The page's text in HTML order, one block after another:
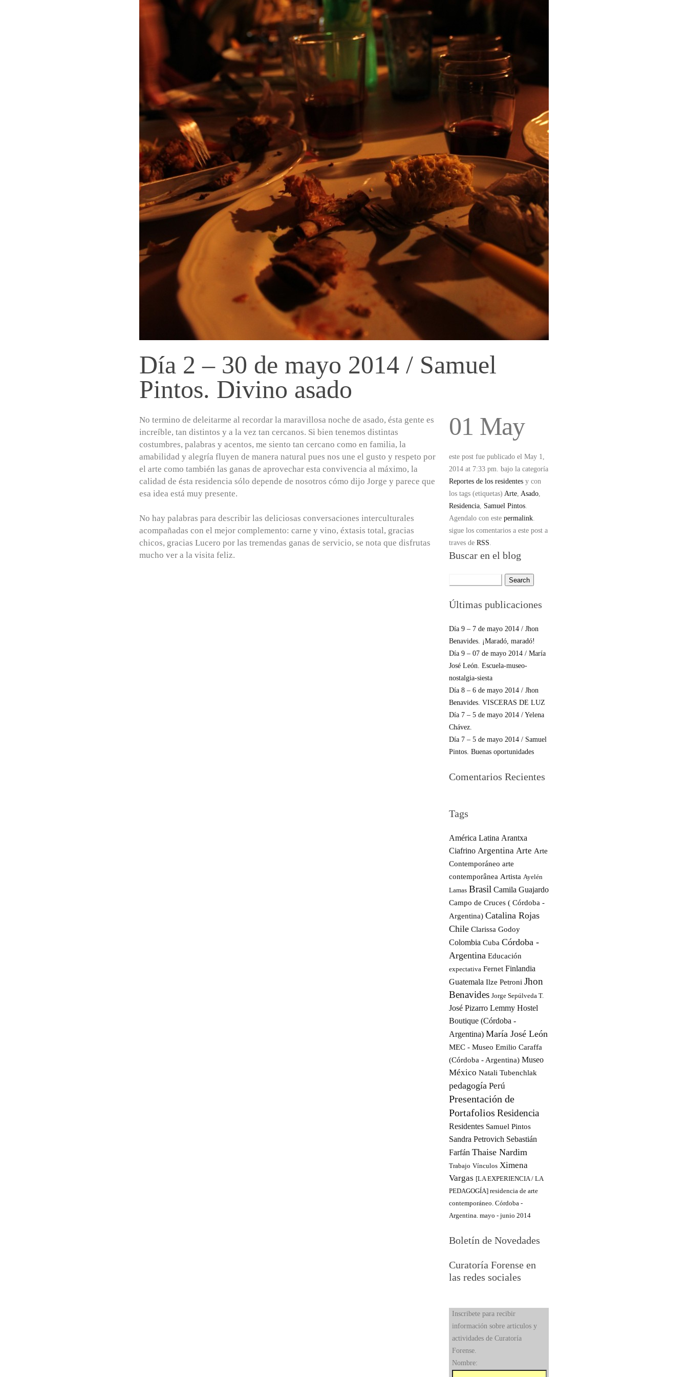
Día 2 – 30 de mayo 2014 / Samuel
Pintos. Divino asado
No termino de deleitarme al recordar la maravillosa noche de asado, ésta gente es
increíble, tan distintos y a la vez tan cercanos. Si bien tenemos distintas
costumbres, palabras y acentos, me siento tan cercano como en familia, la
amabilidad y alegría fluyen de manera natural pues nos une el gusto y respeto por
el arte como también las ganas de aprovechar esta convivencia al máximo, la
calidad de ésta residencia sólo depende de nosotros cómo dijo Jorge y parece que
esa idea está muy presente.
No hay palabras para describir las deliciosas conversaciones interculturales
acompañadas con el mejor complemento: carne y vino, éxtasis total, gracias
chicos, gracias Lucero por las tremendas ganas de servicio, se nota que disfrutas
mucho ver a la visita feliz.
01 May
este post fue publicado el May 1,
2014 at 7:33 pm. bajo la categoría
Reportes de los residentes y con
los tags (etiquetas) Arte, Asado,
Residencia, Samuel Pintos.
Agendalo con este permalink.
sigue los comentarios a este post a
traves de RSS.
Buscar en el blog
Últimas publicaciones
Día 9 – 7 de mayo 2014 / Jhon
Benavides. ¡Maradó, maradó!
Día 9 – 07 de mayo 2014 / María
José León. Escuela-museo-
nostalgia-siesta
Día 8 – 6 de mayo 2014 / Jhon
Benavides. VISCERAS DE LUZ
Día 7 – 5 de mayo 2014 / Yelena
Chávez.
Día 7 – 5 de mayo 2014 / Samuel
Pintos. Buenas oportunidades
Comentarios Recientes
Tags
América Latina Arantxa
Ciafrino Argentina Arte Arte
Contemporáneo arte
contemporânea Artista Ayelén
Lamas Brasil Camila Guajardo
Campo de Cruces ( Córdoba -
Argentina) Catalina Rojas
Chile Clarissa Godoy
Colombia Cuba Córdoba -
Argentina Educación
expectativa Fernet Finlandia
Guatemala Ilze Petroni Jhon
Benavides Jorge Sepúlveda T.
José Pizarro Lemmy Hostel
Boutique (Córdoba -
Argentina) María José León
MEC - Museo Emilio Caraffa
(Córdoba - Argentina) Museo
México Natali Tubenchlak
pedagogía Perú
Presentación de
Portafolios Residencia
Residentes Samuel Pintos
Sandra Petrovich Sebastián
Farfán Thaise Nardim
Trabajo Vínculos Ximena
Vargas [LA EXPERIENCIA / LA
PEDAGOGÍA] residencia de arte
contemporáneo. Córdoba -
Argentina. mayo - junio 2014
Boletín de Novedades
Curatoría Forense en
las redes sociales
Inscribete para recibir
información sobre articulos y
actividades de Curatoría
Forense.
Nombre: